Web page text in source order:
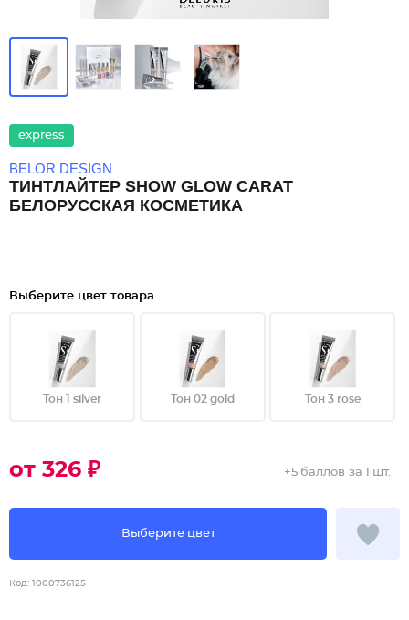
express
BELOR DESIGN
ТИНТЛАЙТЕР SHOW GLOW CARAT
БЕЛОРУССКАЯ КОСМЕТИКА
Выберите цвет товара
Тон 1 silver Тон 02 gold Тон 3 rose
от 326 ₽
Выберите цвет
+5 баллов за 1 шт.
Код: 1000736125